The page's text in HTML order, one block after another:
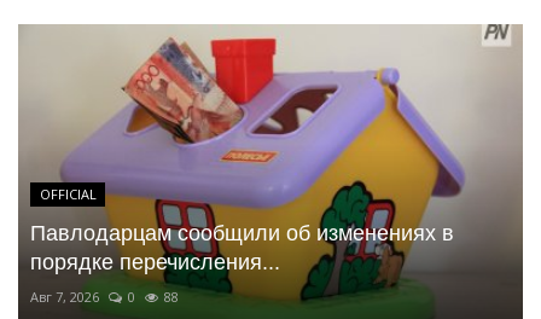
OFFICIAL
Павлодарцам сообщили об изменениях в
порядке перечисления...
Авг 7, 2026 0 88